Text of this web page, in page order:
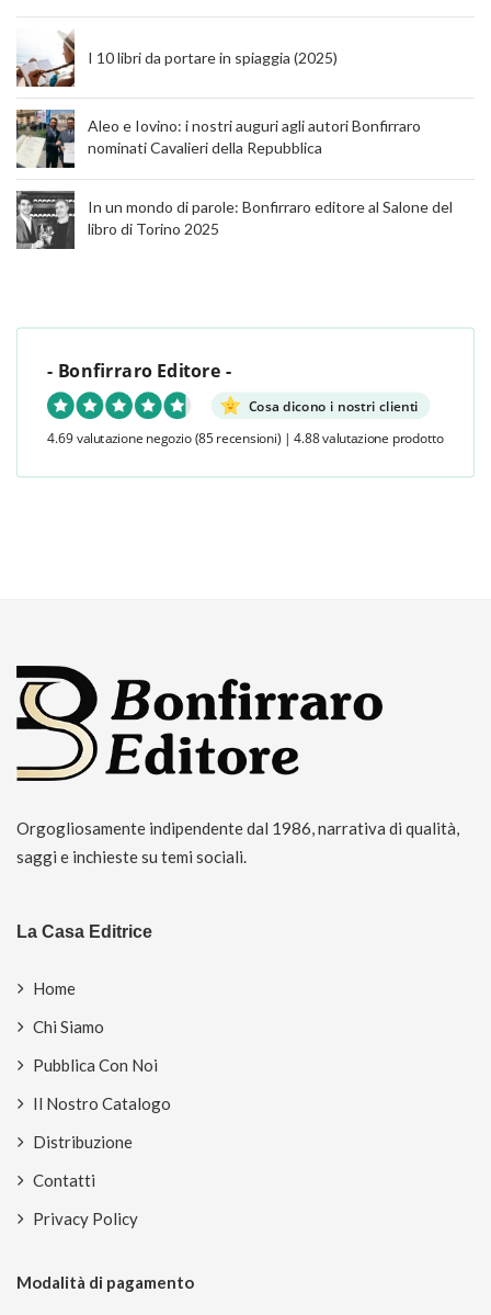
I 10 libri da portare in spiaggia (2025)
Aleo e Iovino: i nostri auguri agli autori Bonfirraro
nominati Cavalieri della Repubblica
In un mondo di parole: Bonfirraro editore al Salone del
libro di Torino 2025
- Bonfirraro Editore -
Cosa dicono i nostri clienti
4.69 valutazione negozio (85 recensioni) | 4.88 valutazione prodotto
Orgogliosamente indipendente dal 1986, narrativa di qualità,
saggi e inchieste su temi sociali.
La Casa Editrice
Home
Chi Siamo
Pubblica Con Noi
Il Nostro Catalogo
Distribuzione
Contatti
Privacy Policy
Modalità di pagamento